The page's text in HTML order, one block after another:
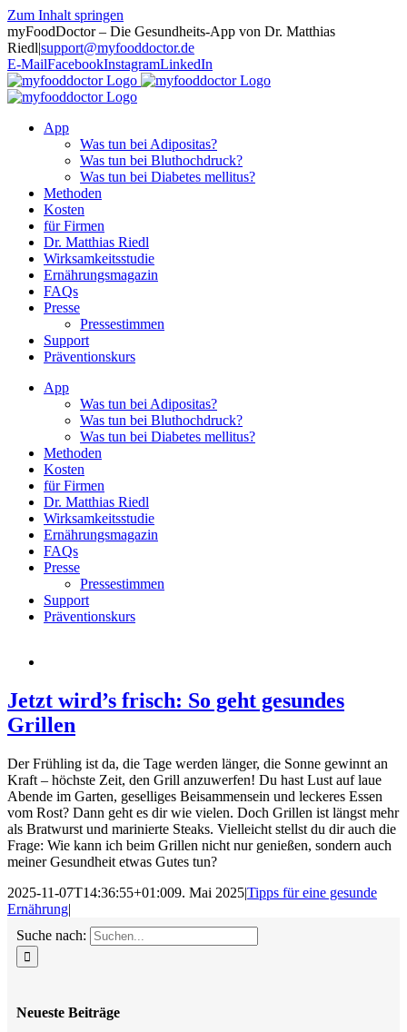
Zum Inhalt springen
myFoodDoctor – Die Gesundheits-App von Dr. Matthias
Riedl|support@myfooddoctor.de
E-MailFacebookInstagramLinkedIn
App
Was tun bei Adipositas?
Was tun bei Bluthochdruck?
Was tun bei Diabetes mellitus?
Methoden
Kosten
für Firmen
Dr. Matthias Riedl
Wirksamkeitsstudie
Ernährungsmagazin
FAQs
Presse
Pressestimmen
Support
Präventionskurs
App
Was tun bei Adipositas?
Was tun bei Bluthochdruck?
Was tun bei Diabetes mellitus?
Methoden
Kosten
für Firmen
Dr. Matthias Riedl
Wirksamkeitsstudie
Ernährungsmagazin
FAQs
Presse
Pressestimmen
Support
Präventionskurs
Jetzt wird’s frisch: So geht gesundes
Grillen
Der Frühling ist da, die Tage werden länger, die Sonne gewinnt an
Kraft – höchste Zeit, den Grill anzuwerfen! Du hast Lust auf laue
Abende im Garten, geselliges Beisammensein und leckeres Essen
vom Rost? Dann geht es dir wie vielen. Doch Grillen ist längst mehr
als Bratwurst und marinierte Steaks. Vielleicht stellst du dir auch die
Frage: Wie kann ich beim Grillen nicht nur genießen, sondern auch
meiner Gesundheit etwas Gutes tun?
2025-11-07T14:36:55+01:009. Mai 2025|Tipps für eine gesunde
Ernährung|
Suche nach:
Neueste Beiträge